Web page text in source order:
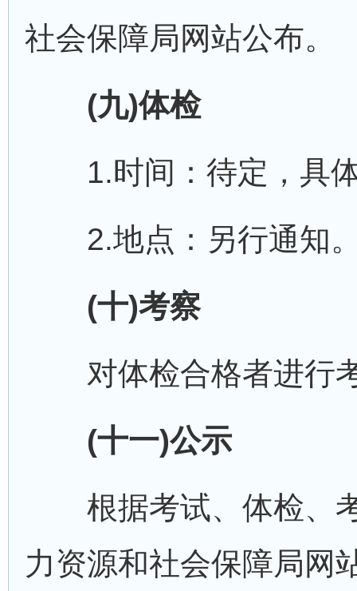
社会保障局网站公布。
(九)体检
1.时间：待定，具体
2.地点：另行通知
(十)考察
对体检合格者进行
(十一)公示
根据考试、体检、考
力资源和社会保障局网